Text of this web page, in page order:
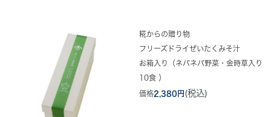
糀からの贈り物
フリーズドライぜいたくみそ汁
お箱入り（ネバネバ野菜・金時草入り
10食 ）
価格2,380円 (税込)